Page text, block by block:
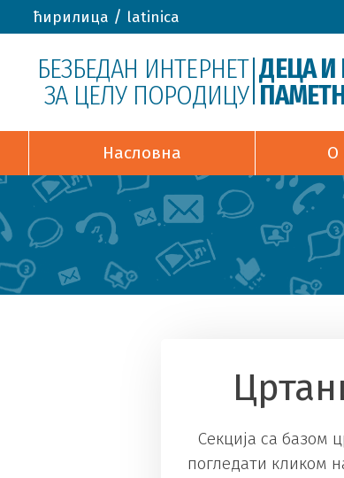
ћирилица / latinica
БЕЗБЕДАН ИНТЕРНЕТ
ЗА ЦЕЛУ ПОРОДИЦУ
ДЕЦА И
Насловна О
Секција са базом
погледати кликом